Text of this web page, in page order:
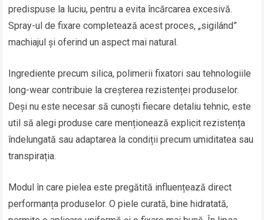
predispuse la luciu, pentru a evita încărcarea excesivă.
Spray-ul de fixare completează acest proces, „sigilând”
machiajul și oferind un aspect mai natural.
Ingrediente precum silica, polimerii fixatori sau tehnologiile
long-wear contribuie la creșterea rezistenței produselor.
Deși nu este necesar să cunoști fiecare detaliu tehnic, este
util să alegi produse care menționează explicit rezistența
îndelungată sau adaptarea la condiții precum umiditatea sau
transpirația.
Modul în care pielea este pregătită influențează direct
performanța produselor. O piele curată, bine hidratată,